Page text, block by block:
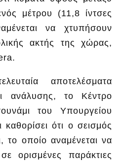
μέτρου (11,8 ίντσες
να χτυπήσουν
ακτής της χώρας,
αποτελέσματα
ανάλυσης, το Κέντρο
του Υπουργείου
ότι ο σεισμός
το οποίο αναμένεται να
ορισμένες παράκτιες